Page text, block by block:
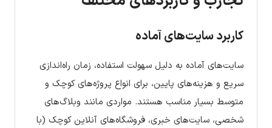
کاربرد سایت‌های آماده
سایت‌های آماده به دلیل سهولت استفاده، زمان راه‌اندازی
سریع و هزینه‌های پایین، برای انواع پروژه‌های کوچک و
متوسط بسیار مناسب هستند. مواردی مانند وبلاگ‌های
شخصی، سایت‌های خبری، فروشگاه‌های آنلاین کوچک (با